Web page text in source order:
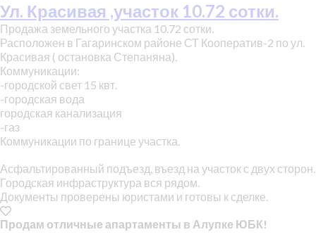
Ул. Красивая ,участок 10.72 сотки.
Продажа земельного участка 10.72 сотки.
Расположен в Гагаринском районе СТ Кооператив-2 по ул.
Красивая ( остановка Степаняна).
Коммуникации:
-городской свет 15 квт.
-городская вода
городская канализация
-газ
Коммуникации по границе участка.
Асфальтированный подъезд, въезд на участок с двух сторон.
Городская инфраструктура вся рядом.
Документы проверены юристами и готовы к сделке.
Продам отличные апартаменты в Алупке ЮБК!